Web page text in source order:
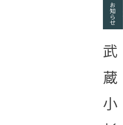
お
知
ら
せ
武
蔵
小